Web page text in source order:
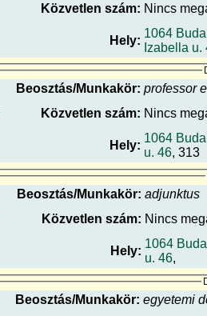
Közvetlen szám: Nincs
Hely:
1064
Izabella u.
Beosztás/Munkakör: professor
Közvetlen szám: Nincs
Hely:
1064
u. 46, 313
Beosztás/Munkakör: adjunktus
Közvetlen szám: Nincs
Hely:
1064
u. 46,
Beosztás/Munkakör: egyetemi